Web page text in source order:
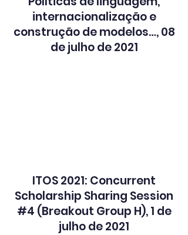
internacionalização e
construção de modelos…, 08
de julho de 2021
ITOS 2021: Concurrent
Scholarship Sharing Session
#4 (Breakout Group H), 1 de
julho de 2021